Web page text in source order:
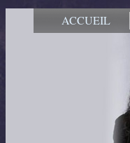
ACCUEIL